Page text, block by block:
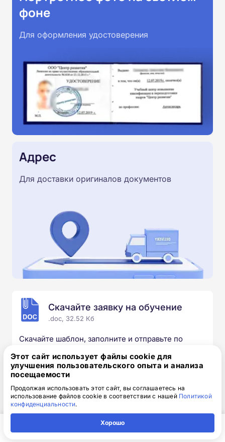
фоне
Для оформления удостоверения
Адрес
Для доставки оригиналов документов
Скачайте заявку на обучение
.doc, 32.52 Кб
Скачайте шаблон, заполните и отправьте по
Обязательно укажите контактный номер телефон.
Наш специалист свяжется с вами и утонит все
Выбирайте курс под свои цели
Этот сайт использует файлы cookie для
улучшения пользовательского опыта и анализа
посещаемости
Продолжая использовать этот сайт, вы соглашаетесь на
использование файлов cookie в соответствии с нашей Политикой
конфиденциальности.
Хорошо